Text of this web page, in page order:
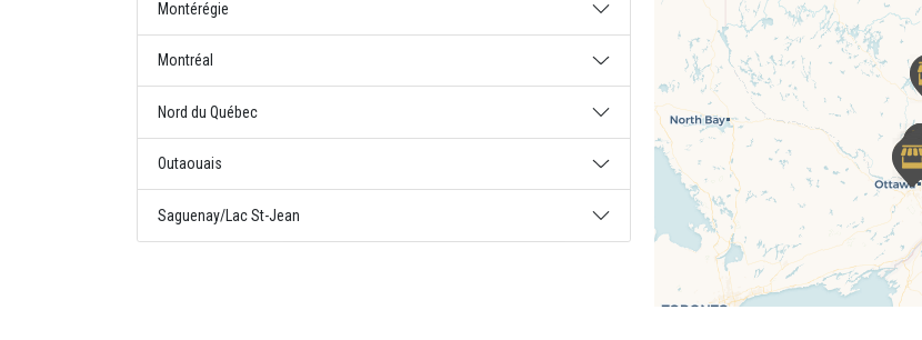
Montérégie
Montréal
Nord du Québec
Outaouais
Saguenay/Lac St-Jean